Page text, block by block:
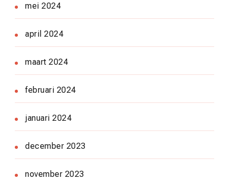
mei 2024
april 2024
maart 2024
februari 2024
januari 2024
december 2023
november 2023